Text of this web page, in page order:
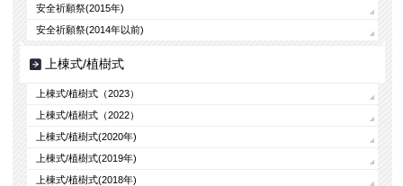
安全祈願祭(2015年)
安全祈願祭(2014年以前)
上棟式/植樹式
上棟式/植樹式（2023）
上棟式/植樹式（2022）
上棟式/植樹式(2020年)
上棟式/植樹式(2019年)
上棟式/植樹式(2018年)